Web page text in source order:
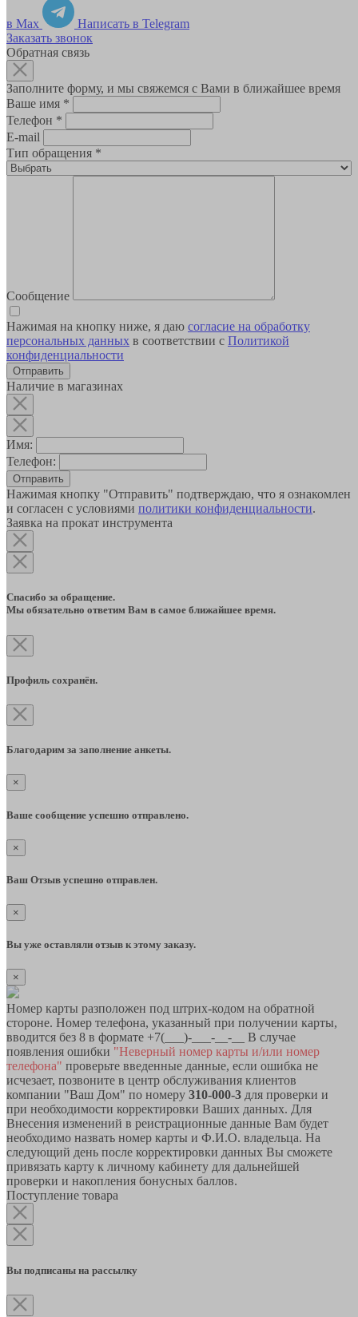
в Max
Написать в Telegram
Заказать звонок
Обратная связь
Заполните форму, и мы свяжемся с Вами в ближайшее время
Ваше имя *
Телефон *
E-mail
Тип обращения *
Сообщение
Нажимая на кнопку ниже, я даю согласие на обработку
персональных данных в соответствии с Политикой
конфиденциальности
Наличие в магазинах
Имя:
Телефон:
Отправить
Нажимая кнопку "Отправить" подтверждаю, что я ознакомлен
и согласен с условиями политики конфиденциальности.
Заявка на прокат инструмента
Спасибо за обращение.
Мы обязательно ответим Вам в самое ближайшее время.
Профиль сохранён.
Благодарим за заполнение анкеты.
×
Ваше сообщение успешно отправлено.
×
Ваш Отзыв успешно отправлен.
×
Вы уже оставляли отзыв к этому заказу.
×
Номер карты разположен под штрих-кодом на обратной
стороне. Номер телефона, указанный при получении карты,
вводится без 8 в формате +7(___)-___-__-__ В случае
появления ошибки "Неверный номер карты и/или номер
телефона" проверьте введенные данные, если ошибка не
исчезает, позвоните в центр обслуживания клиентов
компании "Ваш Дом" по номеру 310-000-3 для проверки и
при необходимости корректировки Ваших данных. Для
Внесения изменений в реистрационные данные Вам будет
необходимо назвать номер карты и Ф.И.О. владельца. На
следующий день после корректировки данных Вы сможете
привязать карту к личному кабинету для дальнейшей
проверки и накопления бонусных баллов.
Поступление товара
Вы подписаны на рассылку